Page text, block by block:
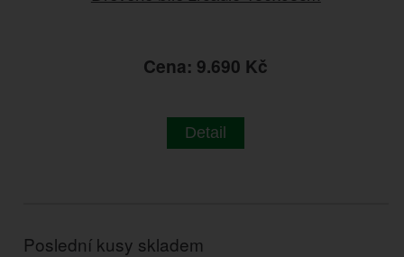
Cena: 9.690 Kč
Detail
Poslední kusy skladem